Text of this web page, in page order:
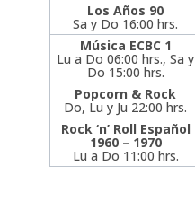
Los Años 90
Sa y Do 16:00 hrs.
Música ECBC 1
Lu a Do 06:00 hrs., Sa y
Do 15:00 hrs.
Popcorn & Rock
Do, Lu y Ju 22:00 hrs.
Rock ‘n’ Roll Español
1960 – 1970
Lu a Do 11:00 hrs.